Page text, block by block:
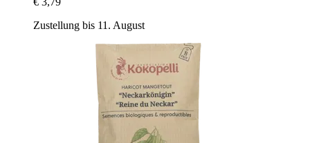
Zustellung bis 11. August